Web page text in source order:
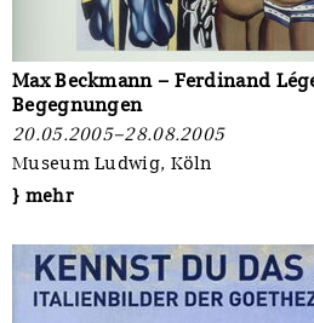
Max Beckmann – Ferdinand
Begegnungen
20.05.2005–28.08.2005
Museum Ludwig, Köln
} mehr